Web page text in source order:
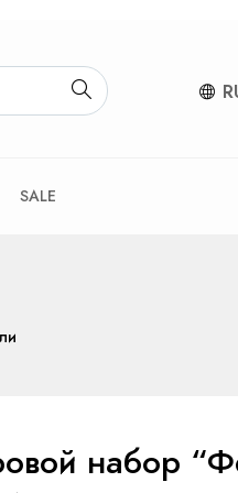
SALE
набор